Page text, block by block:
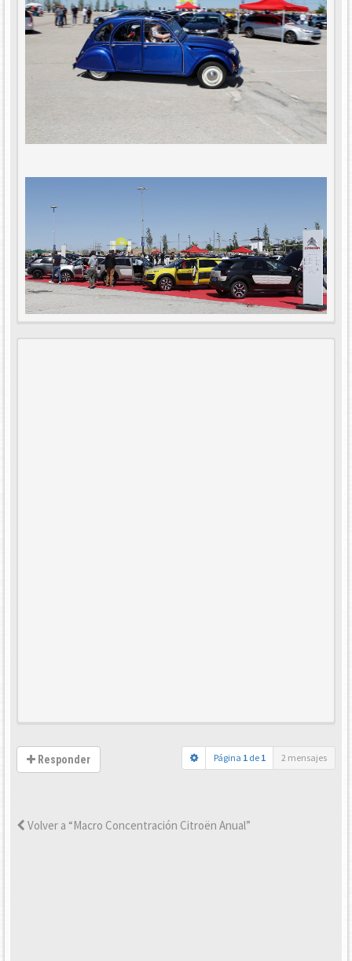
Responder Página 1 de 1 2 mensajes
Volver a “Macro Concentración Citroën Anual”